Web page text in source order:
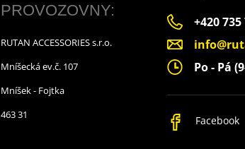
PROVOZOVNY:
RUTAN ACCESSORIES s.r.o.
Mníšecká ev.č. 107
Mníšek - Fojtka
463 31
+420 735
Po - Pá
Facebook